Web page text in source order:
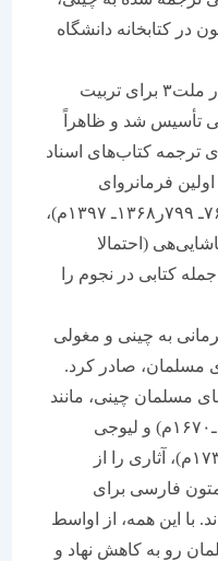
دانشگاه
در دوره سلسله مینگ، دیوان چهار ملت۳ برای تربیت
شد و ظاهراً
کتاب‌های اسناد
سلسله مینگ، تای‌جو (حکومت۷۶۹ـ ۷۹۹ر۱۳۶۸ـ ۱۳۹۷م)،
(احتمالا
در نجوم را
به چینی و مغولی
صادر کرد.
چینی، مانند
چانگ‌جی‌می (۱۰۱۹ـ۱۰۸۱ر۱۶۱۰ـ۱۶۷۰م) و لیوجی
۱۰۷۰ـ۱۱۴۳ر۱۶۶۰ـ ۱۷۳۰م)، آثاری را از
برای
همه، از اواسط
به کاهش نهاد و